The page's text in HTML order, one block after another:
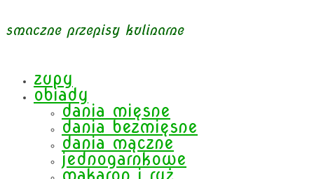
smaczne przepisy kulinarne
zupy
obiady
dania mięsne
dania bezmięsne
dania mączne
jednogarnkowe
makaron i ryż